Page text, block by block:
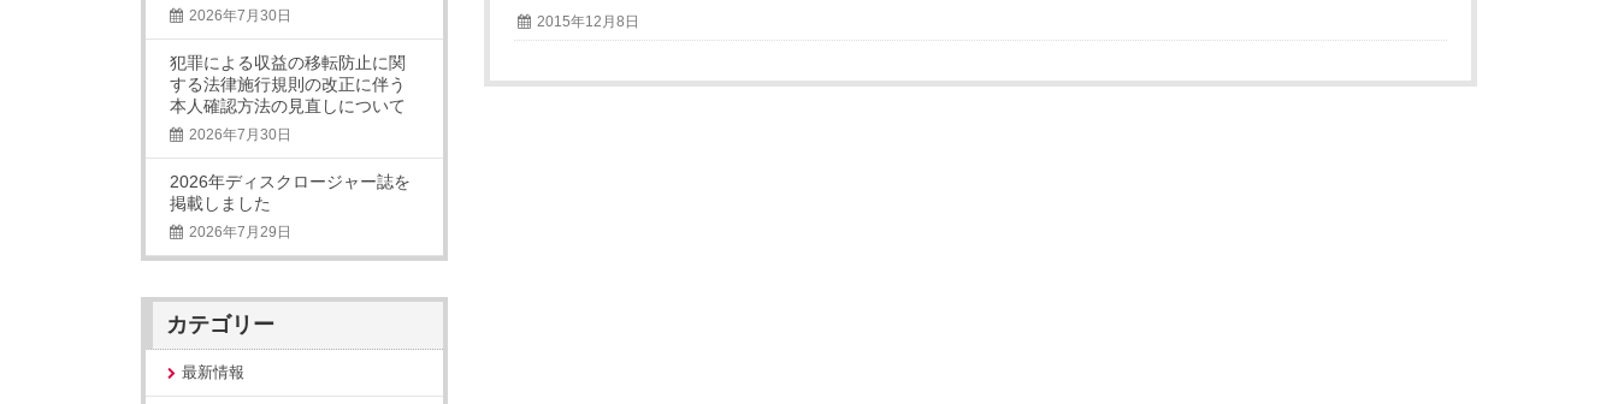
2015年12月8日
2026年7月30日
犯罪による収益の移転防止に関
する法律施行規則の改正に伴う
本人確認方法の見直しについて
2026年7月30日
2026年ディスクロージャー誌を
掲載しました
2026年7月29日
カテゴリー
最新情報